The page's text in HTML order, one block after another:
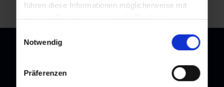
führen diese Informationen möglicherweise mit
weiteren Daten zusammen, die Sie ihnen
Nutzung der Dienste gesammelt haben.
Notwendig
Präferenzen